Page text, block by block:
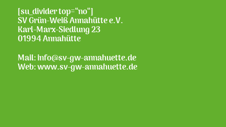
[su_divider top=“no“]
SV Grün-Weiß Annahütte e.V.
Karl-Marx-Siedlung 23
01994 Annahütte
Mail: info@sv-gw-annahuette.de
Web:www.sv-gw-annahuette.de